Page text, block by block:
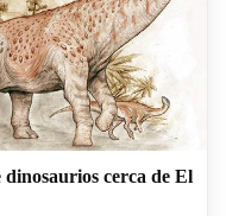
cerca de El